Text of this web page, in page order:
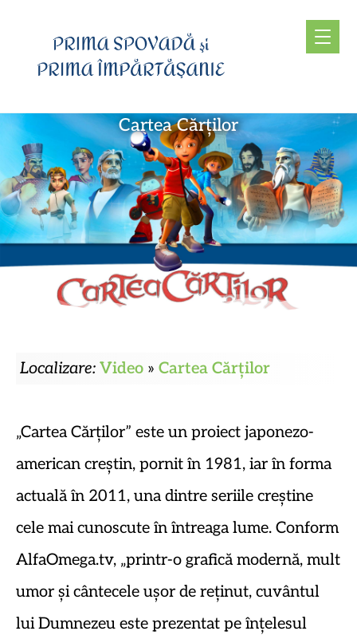
Cartea Cărților
Localizare: Video » Cartea Cărților
„Cartea Cărților” este un proiect japonezo-
american creștin, pornit în 1981, iar în forma
actuală în 2011, una dintre seriile creștine
cele mai cunoscute în întreaga lume. Conform
AlfaOmega.tv, „printr-o grafică modernă, mult
umor și cântecele ușor de reținut, cuvântul
lui Dumnezeu este prezentat pe înțelesul